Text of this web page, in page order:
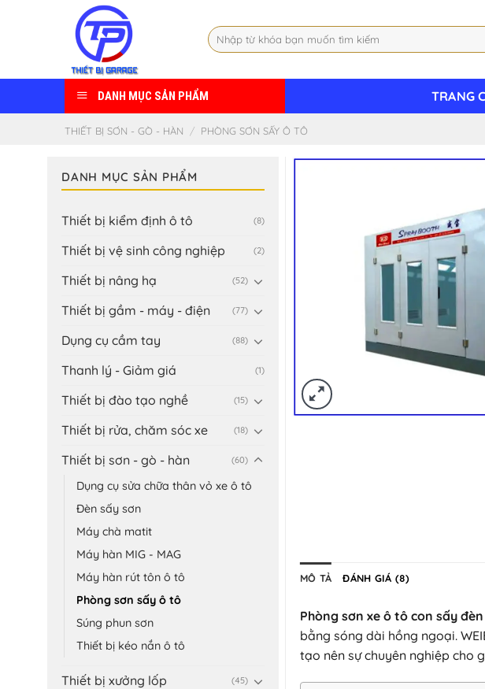
Tìm
kiếm:
DANH MỤC SẢN PHẨM TRANG
THIẾT BỊ SƠN - GÒ - HÀN / PHÒNG SƠN SẤY Ô TÔ
DANH MỤC SẢN PHẨM
Thiết bị kiểm định ô tô (8)
Thiết bị vệ sinh công nghiệp (2)
Thiết bị nâng hạ (52)
Thiết bị gầm - máy - điện (77)
Dụng cụ cầm tay (88)
Thanh lý - Giảm giá (1)
Thiết bị đào tạo nghề (15)
Thiết bị rửa, chăm sóc xe (18)
Thiết bị sơn - gò - hàn (60)
Dụng cụ sửa chữa thân vỏ xe ô tô
Đèn sấy sơn
Máy chà matit
Máy hàn MIG - MAG
Máy hàn rút tôn ô tô
Phòng sơn sấy ô tô
Súng phun sơn
Thiết bị kéo nắn ô tô
Thiết bị xưởng lốp (45)
MÔ TẢ ĐÁNH GIÁ (8)
Phòng sơn xe ô tô con sấy
bằng sóng dài hồng ngoại.
tạo nên sự chuyên nghiệp cho